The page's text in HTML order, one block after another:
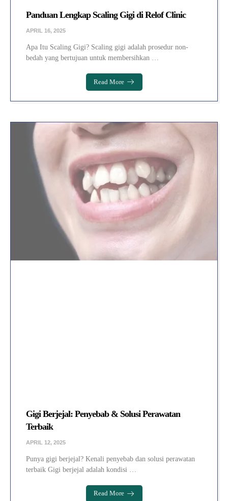
Panduan Lengkap Scaling Gigi di Relof Clinic
APRIL 16, 2025
Apa Itu Scaling Gigi? Scaling gigi adalah prosedur non-
bedah yang bertujuan untuk membersihkan …
Read More
Gigi Berjejal: Penyebab & Solusi Perawatan
Terbaik
APRIL 12, 2025
Punya gigi berjejal? Kenali penyebab dan solusi perawatan
terbaik Gigi berjejal adalah kondisi …
Read More